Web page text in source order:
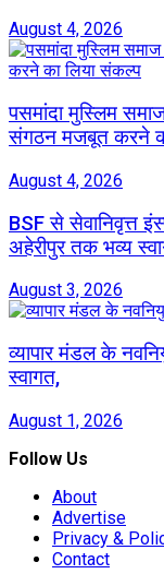
August 4, 2026
पसमांदा मुस्लिम
संगठन मजबूत करने
August 4, 2026
BSF से सेवानिवृत्त
अहेरीपुर तक भव्य
August 3, 2026
व्यापार मंडल के
स्वागत,
August 1, 2026
Follow Us
About
Advertise
Privacy &
Contact